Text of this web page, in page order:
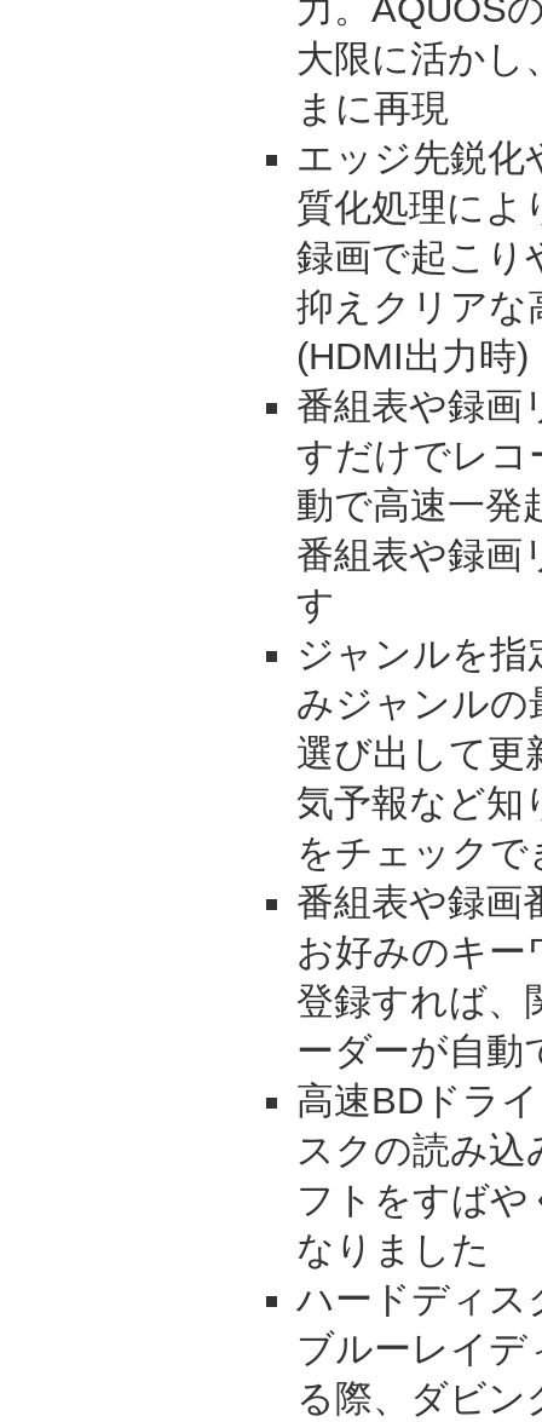
力。AQUOS
大限に活かし
まに再現
エッジ先鋭化
質化処理によ
録画で起こり
抑えクリアな
(HDMI出力時)
番組表や録画
すだけでレコ
動で高速一発
番組表や録画
す
ジャンルを指
みジャンルの
選び出して更
気予報など知
をチェックで
番組表や録画
お好みのキー
登録すれば、
ーダーが自動
高速BDドラ
スクの読み込
フトをすば
なりました
ハードディス
ブルーレイ
る際、ダビン